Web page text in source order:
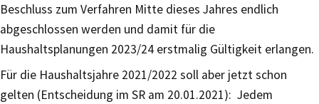
Beschluss zum Verfahren Mitte dieses Jahres endlich
abgeschlossen werden und damit für die
Haushaltsplanungen 2023/24 erstmalig Gültigkeit erlangen.
Für die Haushaltsjahre 2021/2022 soll aber jetzt schon
gelten (Entscheidung im SR am 20.01.2021): Jedem